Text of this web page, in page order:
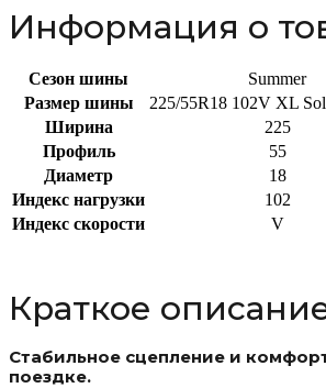
Информация о
Сезон шины
Summer
Размер шины
225/55R18 102V XL
Ширина
225
Профиль
55
Диаметр
18
Индекс нагрузки
102
Индекс скорости
V
Краткое
Стабильное сцепление и
поездке.